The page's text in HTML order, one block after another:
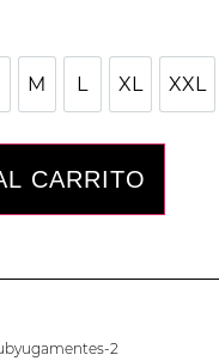
M L XL XXL
CARRITO
2